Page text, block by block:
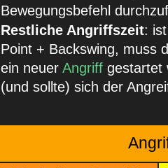
Bewegungsbefehl
Restliche Angriffszeit:
Point + Backswing, muss
ein neuer Angriffgestartet
(und sollte) sich der